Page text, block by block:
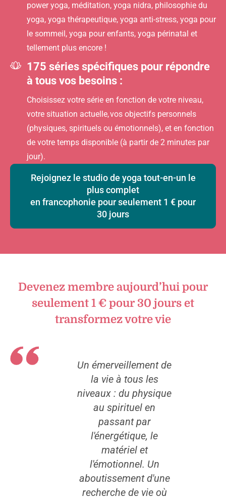
power yoga, méditation, yoga nidra, philosophie du
yoga, yoga thérapeutique, yoga anti-stress, yoga pour
le sommeil, yoga pour enfants, yoga périnatal et
tellement plus encore !
175 séries spécifiques pour répondre
à tous vos besoins :
Choisissez votre série en fonction de votre niveau,
votre situation actuelle, vos objectifs personnels
(physiques, spirituels ou émotionnels), et en fonction
de votre temps disponible (à partir de 2 minutes par
jour).
Rejoignez le studio de yoga tout-en-un le
plus complet
en francophonie pour seulement 1 € pour
30 jours
Devenez membre aujourd’hui pour
seulement 1 € pour 30 jours et
transformez votre vie
ma
Un émerveillement de
la vie à tous les
niveaux : du physique
au spirituel en
passant par
l'énergétique, le
matériel et
l'émotionnel. Un
aboutissement d'une
recherche de vie où